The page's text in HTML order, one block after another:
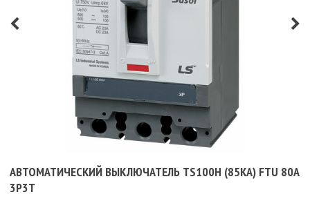
АВТОМАТИЧЕСКИЙ ВЫКЛЮЧАТЕЛЬ TS100H (85KA) FTU 80A
3P3T